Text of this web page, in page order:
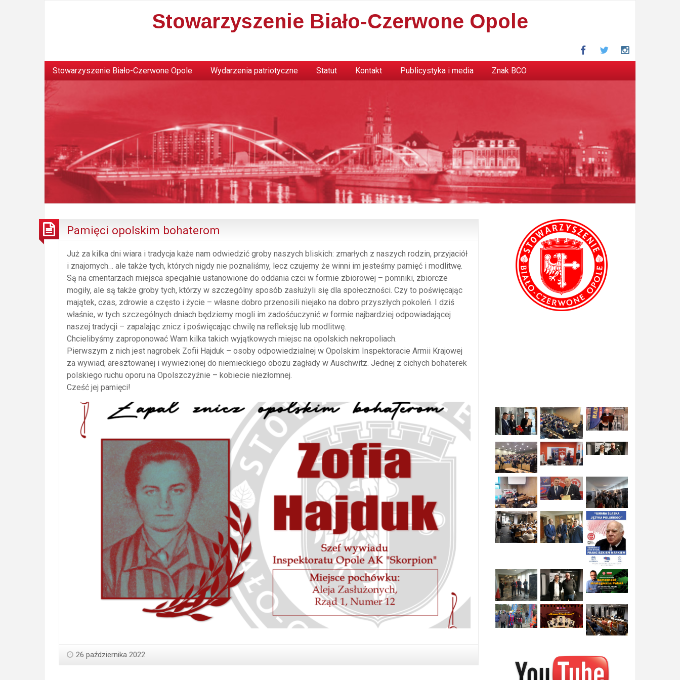
Stowarzyszenie Biało-Czerwone Opole
FacebookTwitter
Stowarzyszenie Biało-Czerwone Opole Wydarzenia patriotyczne Statut Kontakt Publicystyka i media Znak BCO
Pamięci opolskim bohaterom
Już za kilka dni wiara i tradycja każe nam odwiedzić groby naszych bliskich: zmarłych z naszych rodzin, przyjaciół
i znajomych… ale także tych, których nigdy nie poznaliśmy, lecz czujemy że winni im jesteśmy pamięć i modlitwę.
Są na cmentarzach miejsca specjalnie ustanowione do oddania czci w formie zbiorowej – pomniki, zbiorcze
mogiły, ale są także groby tych, którzy w szczególny sposób zasłużyli się dla społeczności. Czy to poświęcając
majątek, czas, zdrowie a często i życie – własne dobro przenosili niejako na dobro przyszłych pokoleń. I dziś
właśnie, w tych szczególnych dniach będziemy mogli im zadośćuczynić w formie najbardziej odpowiadającej
naszej tradycji – zapalając znicz i poświęcając chwilę na refleksję lub modlitwę.
Chcielibyśmy zaproponować Wam kilka takich wyjątkowych miejsc na opolskich nekropoliach.
Pierwszym z nich jest nagrobek Zofii Hajduk – osoby odpowiedzialnej w Opolskim Inspektoracie Armii Krajowej
za wywiad; aresztowanej i wywiezionej do niemieckiego obozu zagłady w Auschwitz. Jednej z cichych bohaterek
polskiego ruchu oporu na Opolszczyźnie – kobiecie niezłomnej.
Cześć jej pamięci!
26 października 2022